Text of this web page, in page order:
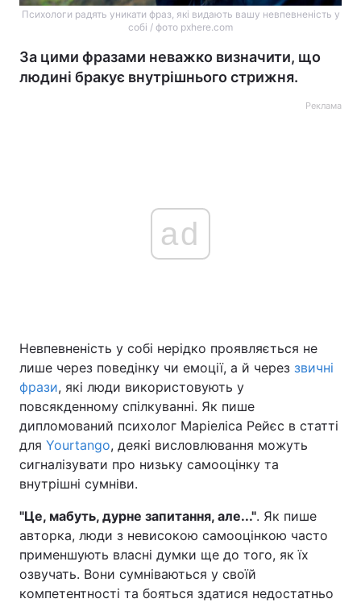
Психологи радять уникати фраз, які видають вашу невпевненість у
собі / фото pxhere.com
За цими фразами неважко визначити, що
людині бракує внутрішнього стрижня.
Реклама
ad
Невпевненість у собі нерідко проявляється не
лише через поведінку чи емоції, а й через звичні
фрази, які люди використовують у
повсякденному спілкуванні. Як пише
дипломований психолог Маріеліса Рейєс в статті
для Yourtango, деякі висловлювання можуть
сигналізувати про низьку самооцінку та
внутрішні сумніви.
"Це, мабуть, дурне запитання, але...". Як пише
авторка, люди з невисокою самооцінкою часто
применшують власні думки ще до того, як їх
озвучать. Вони сумніваються у своїй
компетентності та бояться здатися недостатньо